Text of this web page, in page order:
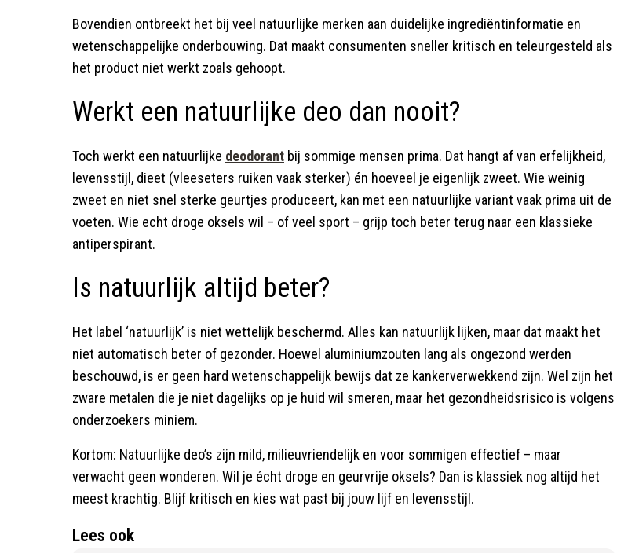
Bovendien ontbreekt het bij veel natuurlijke merken aan duidelijke ingrediëntinformatie en
wetenschappelijke onderbouwing. Dat maakt consumenten sneller kritisch en teleurgesteld als
het product niet werkt zoals gehoopt.
Werkt een natuurlijke deo dan nooit?
Toch werkt een natuurlijke deodorant bij sommige mensen prima. Dat hangt af van erfelijkheid,
levensstijl, dieet (vleeseters ruiken vaak sterker) én hoeveel je eigenlijk zweet. Wie weinig
zweet en niet snel sterke geurtjes produceert, kan met een natuurlijke variant vaak prima uit de
voeten. Wie echt droge oksels wil – of veel sport – grijp toch beter terug naar een klassieke
antiperspirant.
Is natuurlijk altijd beter?
Het label ‘natuurlijk’ is niet wettelijk beschermd. Alles kan natuurlijk lijken, maar dat maakt het
niet automatisch beter of gezonder. Hoewel aluminiumzouten lang als ongezond werden
beschouwd, is er geen hard wetenschappelijk bewijs dat ze kankerverwekkend zijn. Wel zijn het
zware metalen die je niet dagelijks op je huid wil smeren, maar het gezondheidsrisico is volgens
onderzoekers miniem.
Kortom: Natuurlijke deo’s zijn mild, milieuvriendelijk en voor sommigen effectief – maar
verwacht geen wonderen. Wil je écht droge en geurvrije oksels? Dan is klassiek nog altijd het
meest krachtig. Blijf kritisch en kies wat past bij jouw lijf en levensstijl.
Lees ook